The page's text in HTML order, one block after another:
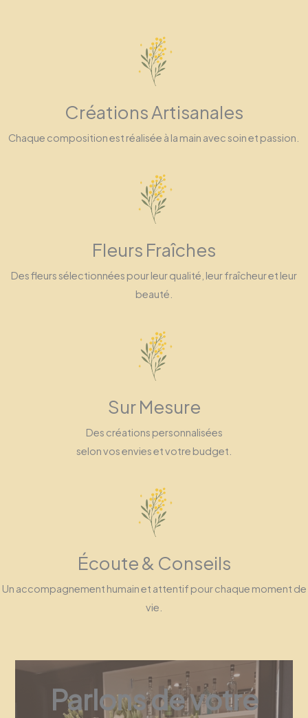
Créations Artisanales
Chaque composition est réalisée à la main avec soin et passion.
Fleurs Fraîches
Des fleurs sélectionnées pour leur qualité, leur fraîcheur et leur
beauté.
Sur Mesure
Des créations personnalisées
selon vos envies et votre budget.
Écoute & Conseils
Un accompagnement humain et attentif pour chaque moment de
vie.
Parlons de votre